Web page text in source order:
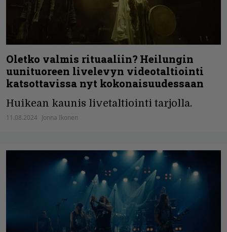
Oletko valmis rituaaliin? Heilungin
uunituoreen livelevyn videotaltiointi
katsottavissa nyt kokonaisuudessaan
Huikean kaunis livetaltiointi tarjolla.
11.08.2024 Jonna Ikonen